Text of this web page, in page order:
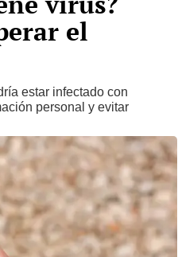
el
estar infectado con
personal y evitar